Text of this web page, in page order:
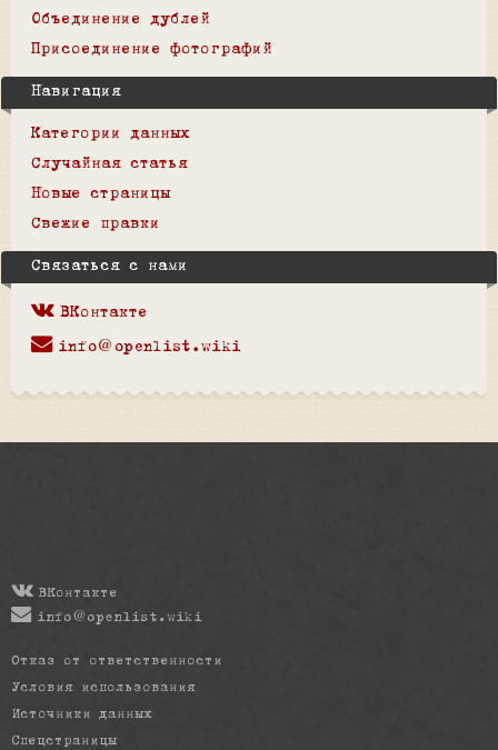
Объединение дублей
Присоединение фотографий
Навигация
Категории данных
Случайная статья
Новые страницы
Свежие правки
Связаться с нами
ВКонтакте
info@openlist.wiki
ВКонтакте
info@openlist.wiki
Отказ от ответственности
Условия использования
Источники данных
Спецстраницы